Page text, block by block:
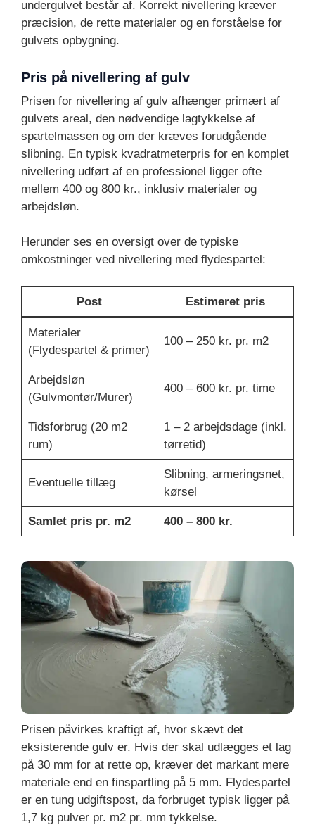
undergulvet består af. Korrekt nivellering kræver
præcision, de rette materialer og en forståelse for
gulvets opbygning.
Pris på nivellering af gulv
Prisen for nivellering af gulv afhænger primært af
gulvets areal, den nødvendige lagtykkelse af
spartelmassen og om der kræves forudgående
slibning. En typisk kvadratmeterpris for en komplet
nivellering udført af en professionel ligger ofte
mellem 400 og 800 kr., inklusiv materialer og
arbejdsløn.
Herunder ses en oversigt over de typiske
omkostninger ved nivellering med flydespartel:
Post Estimeret pris
Materialer
(Flydespartel & primer)
100 – 250 kr. pr. m2
Arbejdsløn
(Gulvmontør/Murer)
400 – 600 kr. pr. time
Tidsforbrug (20 m2
rum)
1 – 2 arbejdsdage (inkl.
tørretid)
Eventuelle tillæg
Slibning, armeringsnet,
kørsel
Samlet pris pr. m2 400 – 800 kr.
Prisen påvirkes kraftigt af, hvor skævt det
eksisterende gulv er. Hvis der skal udlægges et lag
på 30 mm for at rette op, kræver det markant mere
materiale end en finspartling på 5 mm. Flydespartel
er en tung udgiftspost, da forbruget typisk ligger på
1,7 kg pulver pr. m2 pr. mm tykkelse.